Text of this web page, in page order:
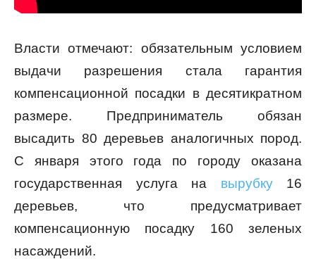
Власти отмечают: обязательным условием
выдачи разрешения стала гарантия
компенсационной посадки в десятикратном
размере. Предприниматель обязан
высадить 80 деревьев аналогичных пород.
С января этого года по городу оказана
государственная услуга на вырубку16
деревьев, что предусматривает
компенсационную посадку 160 зеленых
насаждений.